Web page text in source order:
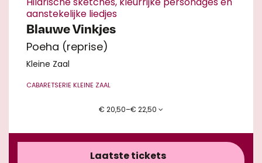
Blauwe Vinkjes
Poeha (reprise)
aanstekelijke liedjes
Kleine Zaal
CABARETSERIE KLEINE ZAAL
€ 20,50–€ 22,50
Laatste tickets